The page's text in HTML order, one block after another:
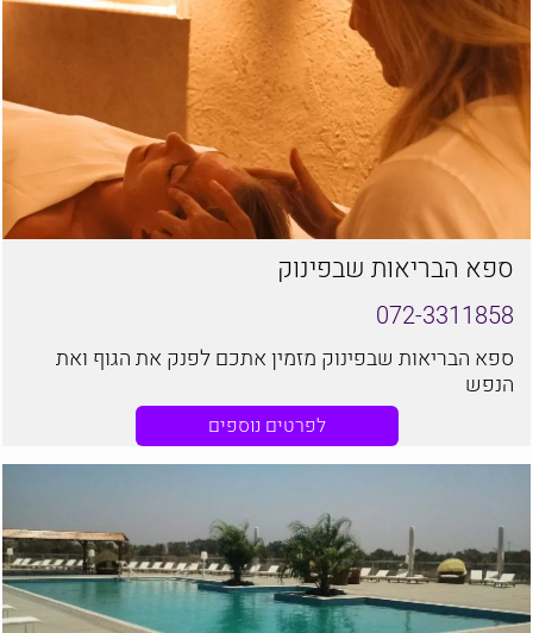
ספא הבריאות שבפינוק
072-3311858
ספא הבריאות שבפינוק מזמין אתכם לפנק את הגוף ואת
הנפש
לפרטים נוספים